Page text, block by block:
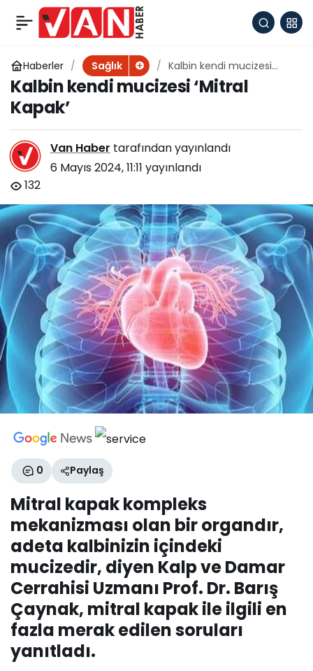
Haberler Sağlık
Kalbin kendi mucizesi
‘Mitral Kapak’
Kalbin kendi mucizesi ‘Mitral
Kapak’
Van Haber tarafından yayınlandı
6 Mayıs 2024, 11:11 yayınlandı
132
0 Paylaş
Mitral kapak kompleks
mekanizması olan bir organdır,
adeta kalbinizin içindeki
mucizedir, diyen Kalp ve Damar
Cerrahisi Uzmanı Prof. Dr. Barış
Çaynak, mitral kapak ile ilgili en
fazla merak edilen soruları
yanıtladı.
Mide ağrısı diyerek
geçiştirmeyin!
Paylaş